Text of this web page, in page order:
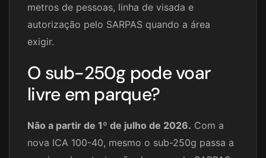
metros de pessoas, linha de visada e
autorização pelo SARPAS quando a área
exigir.
O sub-250g pode voar
livre em parque?
Não a partir de 1º de julho de 2026. Com a
nova ICA 100-40, mesmo o sub-250g passa a